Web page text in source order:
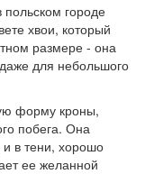
польском городе
хвои, который
размере - она
для небольшого
форму кроны,
побега. Она
и в тени, хорошо
ее желанной